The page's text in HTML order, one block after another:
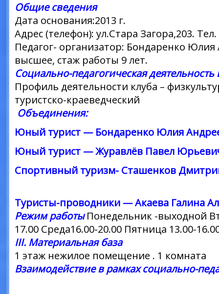
Общие сведения
Дата основания:2013 г.
Адрес (телефон): ул.Стара Загора,203.
Педагог- организатор: Бондаренко
высшее, стаж работы 9 лет.
Социально-педагогическая деятельность
Профиль деятельности клуба –
туристско-краеведческий
Юный турист — Бондаренко Юлия
Юный турист — Журавлёв Павел
Спортивный туризм- Сташенков
Туристы-проводники — Акаева Галина
Режим работыПонедельник -выходной
17.00 Среда16.00-20.00 Пятница 13.00-
III. Материальная база
1 этаж нежилое помещение . 1 комната
Взаимодействие в рамках социально-